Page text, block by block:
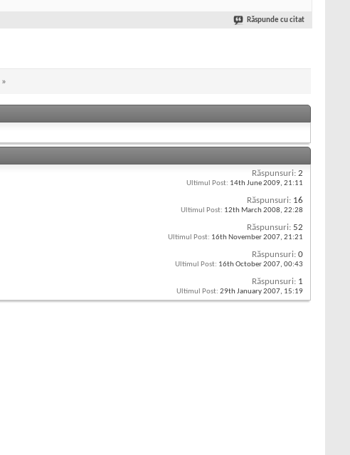
Răspunde cu citat
»
Răspunsuri: 2
Ultimul Post: 14th June 2009, 21:11
Răspunsuri: 16
Ultimul Post: 12th March 2008, 22:28
Răspunsuri: 52
Ultimul Post: 16th November 2007, 21:21
Răspunsuri: 0
Ultimul Post: 16th October 2007, 00:43
Răspunsuri: 1
Ultimul Post: 29th January 2007, 15:19